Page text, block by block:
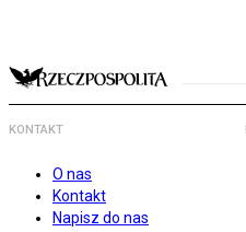
KONTAKT
O nas
Kontakt
Napisz do nas